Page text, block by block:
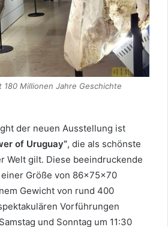
180 Millionen Jahre Geschichte
der neuen Ausstellung ist
of Uruguay“, die als schönste
Welt gilt. Diese beeindruckende
Größe von 86x75x70
Gewicht von rund 400
Vorführungen
und Sonntag um 11:30